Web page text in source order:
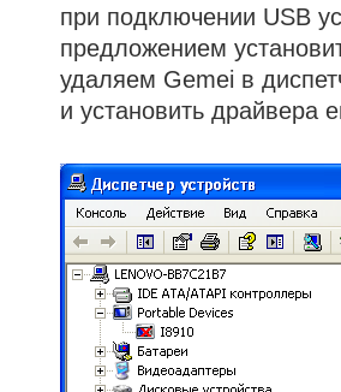
при подключении USB
предложением
удаляем Gemei в
и установить драйвера